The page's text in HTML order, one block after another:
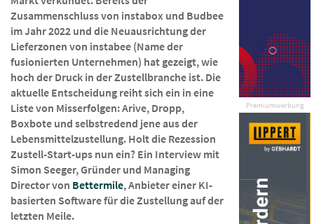
Premiumwerbung
Zusammenschluss von instabox und Budbee
im Jahr 2022 und die Neuausrichtung der
Lieferzonen von instabee (Name der
fusionierten Unternehmen) hat gezeigt, wie
hoch der Druck in der Zustellbranche ist. Die
aktuelle Entscheidung reiht sich ein in eine
Liste von Misserfolgen: Arive, Dropp,
Boxbote und selbstredend jene aus der
Lebensmittelzustellung. Holt die Rezession
Zustell-Start-ups nun ein? Ein Interview mit
Simon Seeger, Gründer und Managing
Director von Bettermile, Anbieter einer KI-
basierten Software für die Zustellung auf der
letzten Meile.